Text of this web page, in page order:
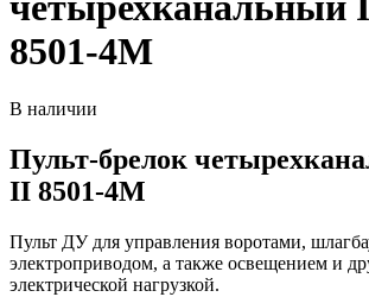
8501-4М
В наличии
Пульт-брелок
II 8501-4М
Пульт ДУ для управления воротами,
электроприводом, а также освещением и
электрической нагрузкой.